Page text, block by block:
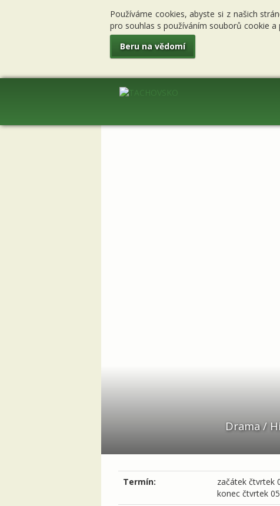
Používáme cookies, abyste si z našich
pro souhlas s používáním souborů cookie
Beru na vědomí
Drama /
Termín: začátek čtvrtek
konec čtvrtek